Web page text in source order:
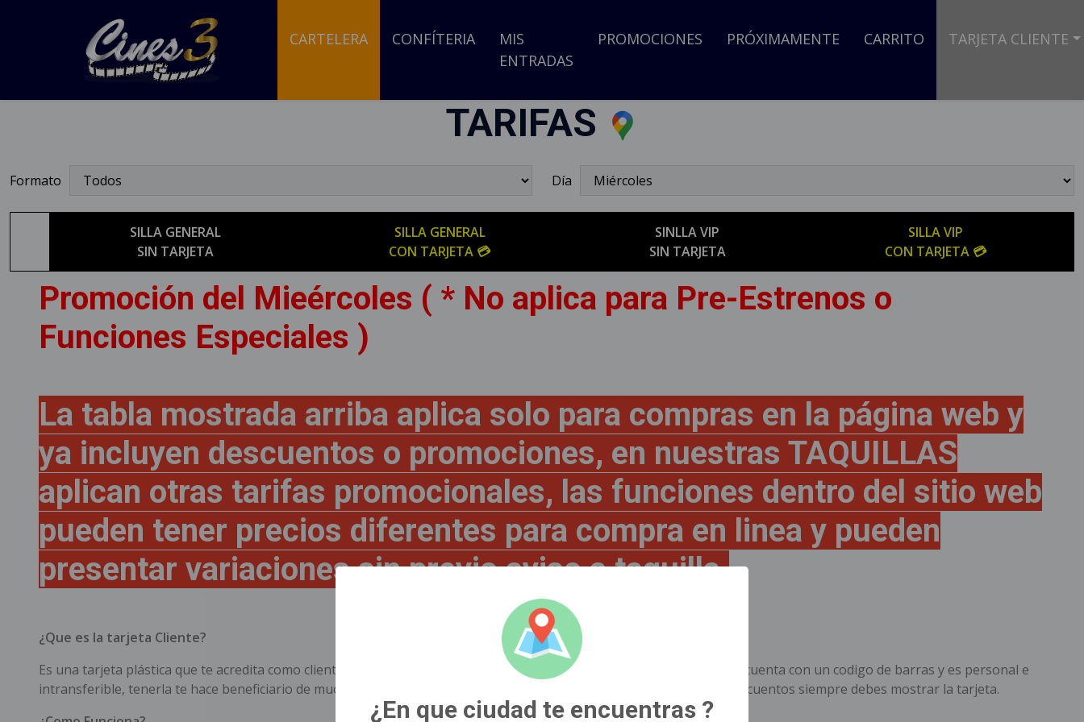
CARTELERA CONFÍTERIA
MIS
ENTRADAS
PROMOCIONES PRÓXIMAMENTE CARRITO TARJETA CLIENTE
TARIFAS
Formato Día
SILLA GENERAL
SIN TARJETA
SILLA GENERAL
CON TARJETA 💳
SINLLA VIP
SIN TARJETA
SILLA VIP
CON TARJETA 💳
Promoción del Mieércoles ( * No aplica para Pre-Estrenos o
Funciones Especiales )
La tabla mostrada arriba aplica solo para compras en la página web y
ya incluyen descuentos o promociones, en nuestras TAQUILLAS
aplican otras tarifas promocionales, las funciones dentro del sitio web
pueden tener precios diferentes para compra en linea y pueden
presentar variaciones sin previo aviso a taquilla.
SOBRE NUESTRA TARJETA CLIENTE
¿Que es la tarjeta Cliente?
Es una tarjeta plástica que te acredita como cliente VIP de Cines Unidos S.A.S en cualquiera de sus sedes en Colombia cuenta con un codigo de barras y es personal e
intransferible, tenerla te hace beneficiario de muchos descuentos en nuestras instalaciones, para acceder a estos descuentos siempre debes mostrar la tarjeta.
¿En que ciudad te encuentras ?